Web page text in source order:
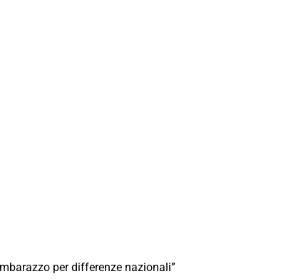
per differenze nazionali”